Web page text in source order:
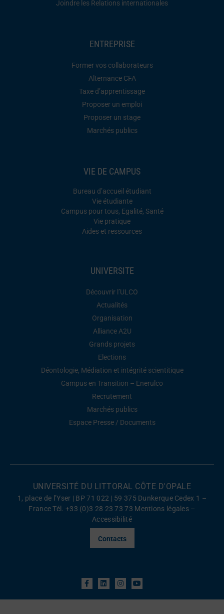
Joindre les Relations internationales
ENTREPRISE
Former vos collaborateurs
Alternance CFA
Taxe d’apprentissage
Proposer un emploi
Proposer un stage
Marchés publics
VIE DE CAMPUS
Bureau d’accueil étudiant
Vie étudiante
Campus pour tous, Egalité, Santé
Vie pratique
Aides et ressources
UNIVERSITE
Découvrir l’ULCO
Actualités
Organisation
Alliance A2U
Grands projets
Elections
Déontologie, Médiation et intégrité scientitique
Campus en Transition – Enerulco
Recrutement
Marchés publics
Espace Presse / Documents
UNIVERSITÉ DU LITTORAL CÔTE D'OPALE
1, place de l’Yser | BP 71 022 | 59 375 Dunkerque Cedex 1 –
France Tél. +33 (0)3 28 23 73 73 Mentions légales –
Accessibilité
Contacts